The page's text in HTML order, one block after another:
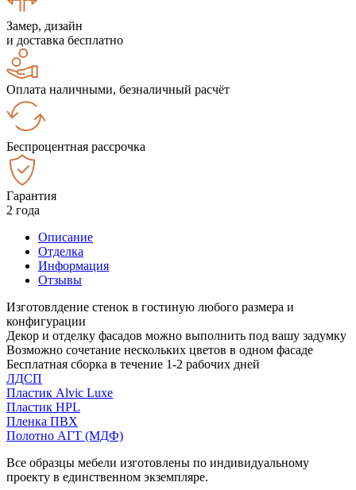
Замер, дизайн
и доставка бесплатно
Оплата наличными, безналичный расчёт
Беспроцентная рассрочка
Гарантия
2 года
Описание
Отделка
Информация
Отзывы
Изготовлдение стенок в гостиную любого размера и
конфигурации
Декор и отделку фасадов можно выполнить под вашу задумку
Возможно сочетание нескольких цветов в одном фасаде
Бесплатная сборка в течение 1-2 рабочих дней
ЛДСП
Пластик Alvic Luxe
Пластик HPL
Пленка ПВХ
Полотно АГТ (МДФ)
Все образцы мебели изготовлены по индивидуальному
проекту в единственном экземпляре.